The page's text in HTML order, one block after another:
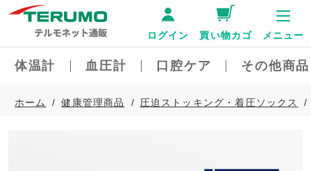
体温計 血圧計 口腔ケア その他商
ログイン 買い物カゴ メニュー
ホーム 健康管理商品 圧迫ストッキング・着圧ソックス